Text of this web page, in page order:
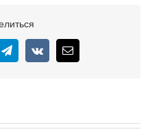
Telegram
Vk Email